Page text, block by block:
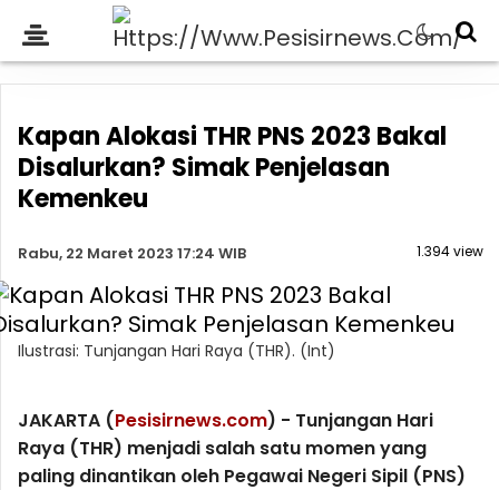
Kapan Alokasi THR PNS 2023 Bakal
Disalurkan? Simak Penjelasan
Kemenkeu
Rabu, 22 Maret 2023 17:24 WIB 1.394 view
Ilustrasi: Tunjangan Hari Raya (THR). (Int)
JAKARTA (Pesisirnews.com) - Tunjangan Hari
Raya (THR) menjadi salah satu momen yang
paling dinantikan oleh Pegawai Negeri Sipil (PNS)